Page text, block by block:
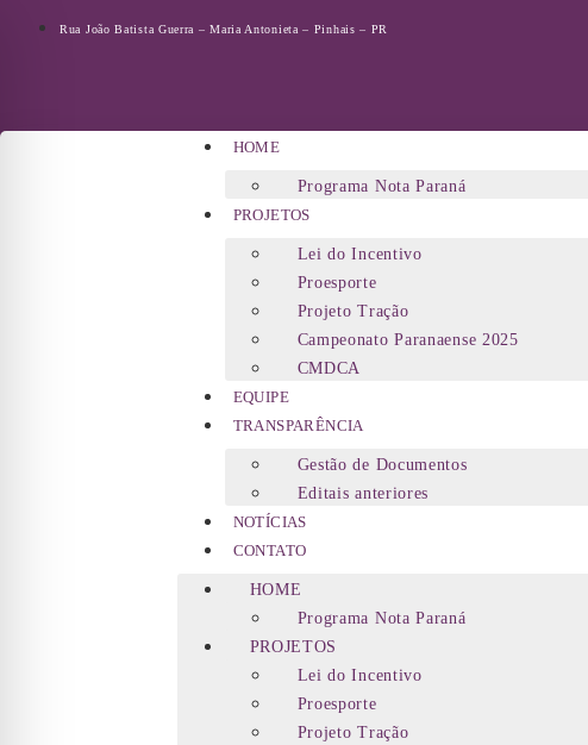
Rua João Batista Guerra – Maria Antonieta – Pinhais – PR
HOME
Programa Nota Paraná
PROJETOS
Lei do Incentivo
Proesporte
Projeto Tração
Campeonato Paranaense 2025
CMDCA
EQUIPE
TRANSPARÊNCIA
Gestão de Documentos
Editais anteriores
NOTÍCIAS
CONTATO
HOME
Programa Nota Paraná
PROJETOS
Lei do Incentivo
Proesporte
Projeto Tração